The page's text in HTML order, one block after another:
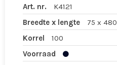
Art. nr.
K4121
Breedte x lengte
75 x 480
Korrel
100
Voorraad